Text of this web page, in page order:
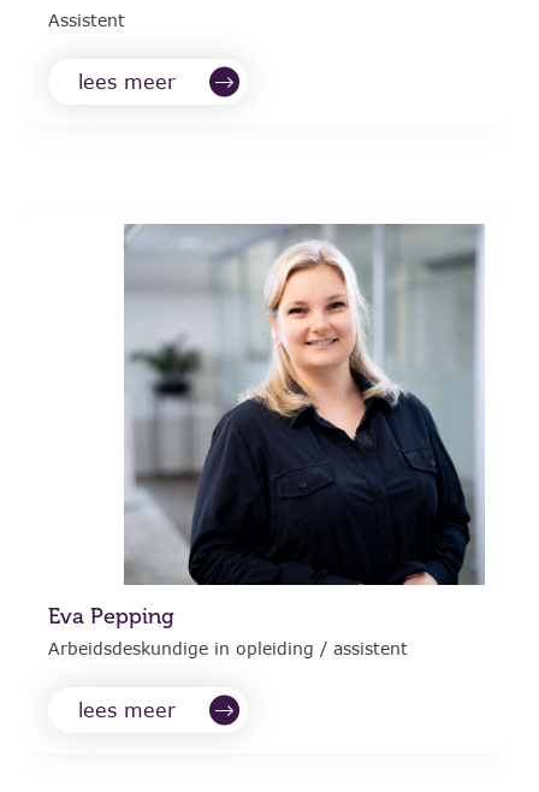
Assistent
lees meer
Eva Pepping
Arbeidsdeskundige in opleiding / assistent
lees meer